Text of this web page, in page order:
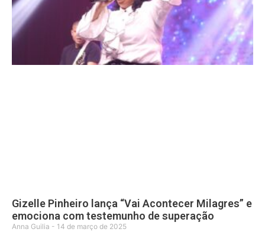
Gizelle Pinheiro lança “Vai Acontecer Milagres” e
emociona com testemunho de superação
Anna Guilia 14 de março de 2025